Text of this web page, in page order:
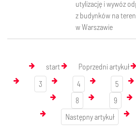
utylizację i wywóz
z budynków na
w Warszawie
start Poprzedni artykuł
3
4 5
8
9
Następny artykuł